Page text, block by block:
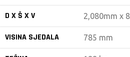
D X Š X V 2,080mm x
VISINA SJEDALA 785 mm